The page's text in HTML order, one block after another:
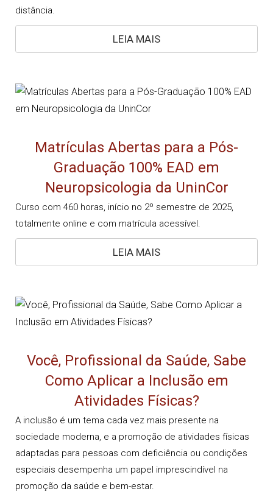
distância.
LEIA MAIS
Matrículas Abertas para a Pós-
Graduação 100% EAD em
Neuropsicologia da UninCor
Curso com 460 horas, início no 2º semestre de 2025,
totalmente online e com matrícula acessível.
LEIA MAIS
Você, Profissional da Saúde, Sabe
Como Aplicar a Inclusão em
Atividades Físicas?
A inclusão é um tema cada vez mais presente na
sociedade moderna, e a promoção de atividades físicas
adaptadas para pessoas com deficiência ou condições
especiais desempenha um papel imprescindível na
promoção da saúde e bem-estar.